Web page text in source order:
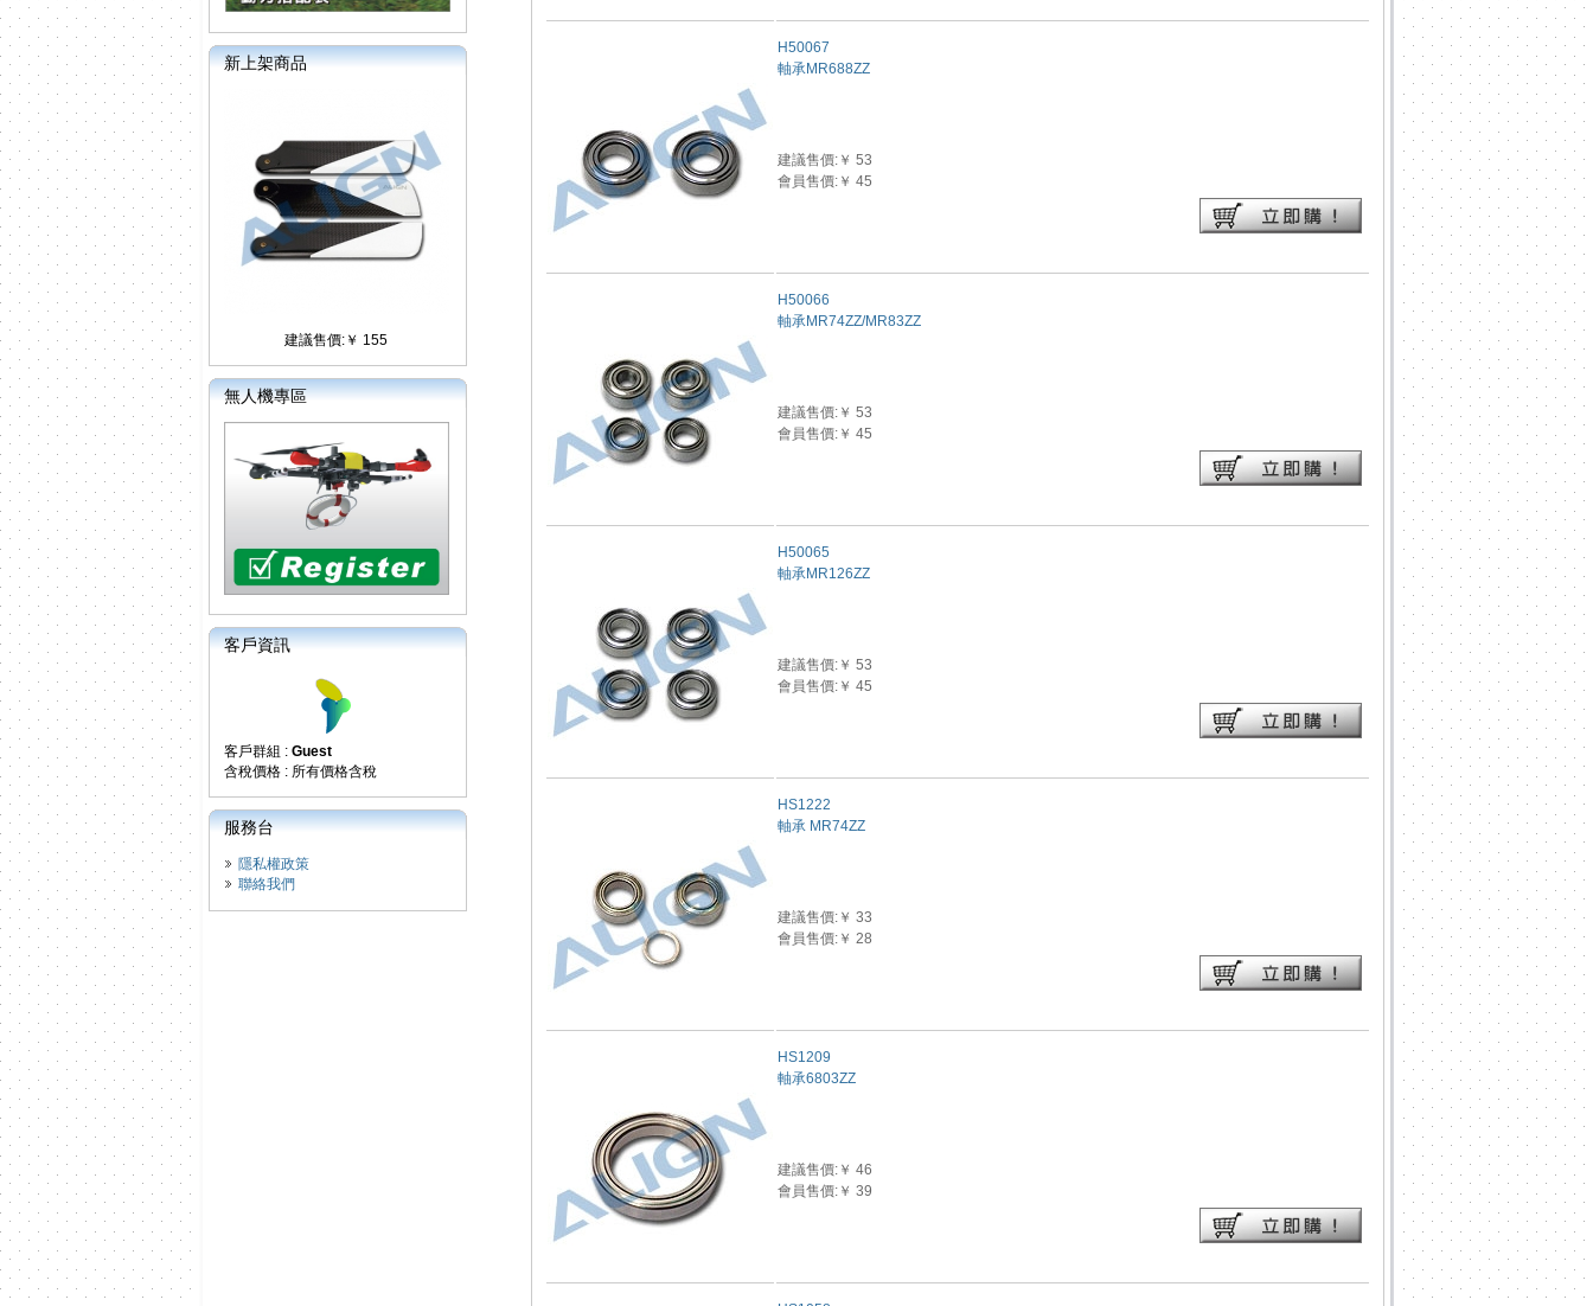
新上架商品
建議售價:￥ 155
無人機專區
客戶資訊
客戶群組 : Guest
含稅價格 : 所有價格含稅
服務台
隱私權政策
聯絡我們
H50067
軸承MR688ZZ
建議售價:￥ 53
會員售價:￥ 45
H50066
軸承MR74ZZ/MR83ZZ
建議售價:￥ 53
會員售價:￥ 45
H50065
軸承MR126ZZ
建議售價:￥ 53
會員售價:￥ 45
HS1222
軸承 MR74ZZ
建議售價:￥ 33
會員售價:￥ 28
HS1209
軸承6803ZZ
建議售價:￥ 46
會員售價:￥ 39